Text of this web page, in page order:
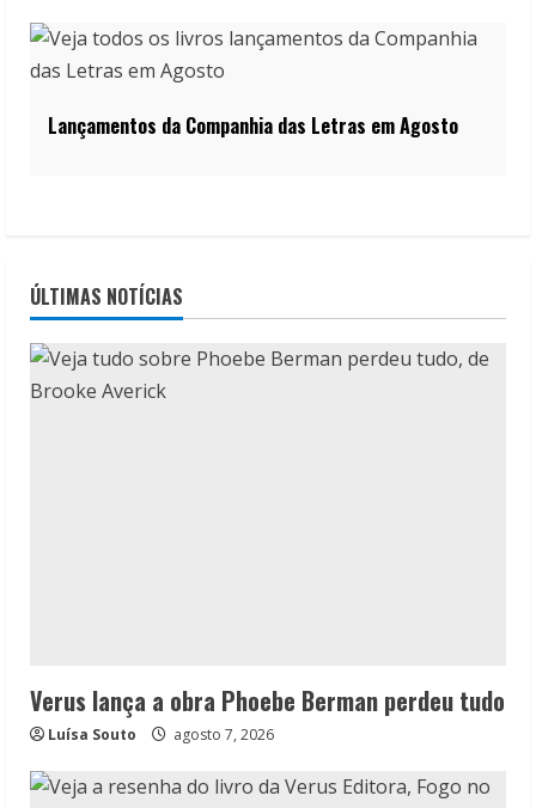
Lançamentos da Companhia das Letras em Agosto
ÚLTIMAS NOTÍCIAS
Verus lança a obra Phoebe Berman perdeu tudo
Luísa Souto agosto 7, 2026